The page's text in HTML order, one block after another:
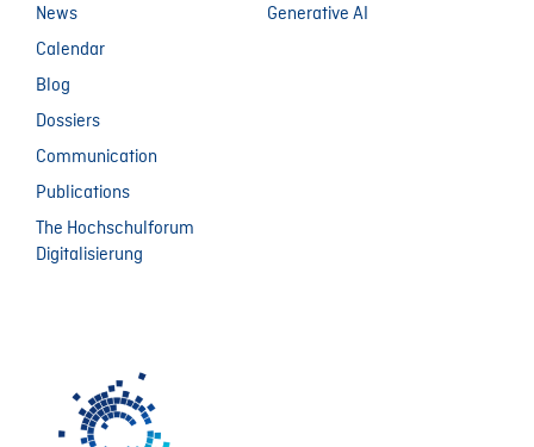
News
Calendar
Blog
Dossiers
Communication
Publications
The Hochschulforum
Digitalisierung
Generative AI